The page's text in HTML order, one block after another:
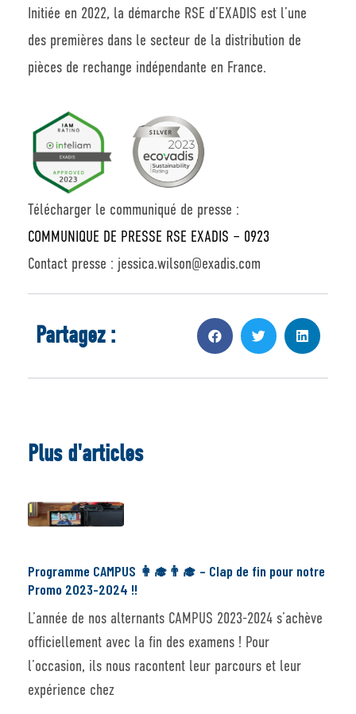
Initiée en 2022, la démarche RSE d’EXADIS est l’une
des premières dans le secteur de la distribution de
pièces de rechange indépendante en France.
Télécharger le communiqué de presse :
COMMUNIQUE DE PRESSE RSE EXADIS – 0923
Contact presse : jessica.wilson@exadis.com
Partagez :
Plus d'articles
Programme CAMPUS 👩‍🎓👨‍🎓 – Clap de fin pour notre
Promo 2023-2024 !!
L’année de nos alternants CAMPUS 2023-2024 s’achève
officiellement avec la fin des examens ! Pour
l’occasion, ils nous racontent leur parcours et leur
expérience chez